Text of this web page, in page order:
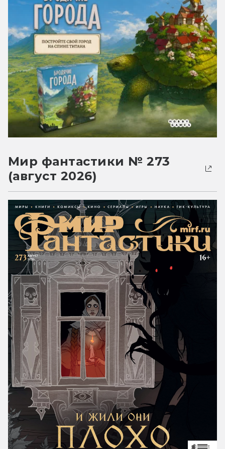
Мир фантастики № 273
(август 2026)